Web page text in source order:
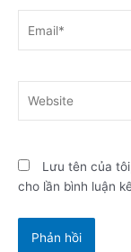
Lưu tên của
cho lần bình luận